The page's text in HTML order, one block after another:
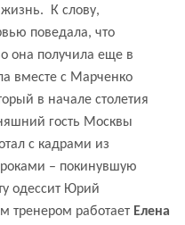
К слову,
поведала, что
она получила еще в
вместе с Марченко
в начале столетия
гость Москвы
с кадрами из
– покинувшую
одессит Юрий
тренером работает Елена